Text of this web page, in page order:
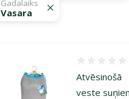
Gadalaiks
Vasara
Atvēsinošā
veste